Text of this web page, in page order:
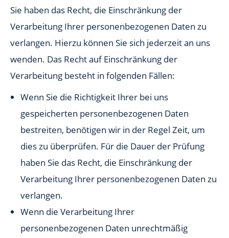
Sie haben das Recht, die Einschränkung der
Verarbeitung Ihrer personenbezogenen Daten zu
verlangen. Hierzu können Sie sich jederzeit an uns
wenden. Das Recht auf Einschränkung der
Verarbeitung besteht in folgenden Fällen:
Wenn Sie die Richtigkeit Ihrer bei uns
gespeicherten personenbezogenen Daten
bestreiten, benötigen wir in der Regel Zeit, um
dies zu überprüfen. Für die Dauer der Prüfung
haben Sie das Recht, die Einschränkung der
Verarbeitung Ihrer personenbezogenen Daten zu
verlangen.
Wenn die Verarbeitung Ihrer
personenbezogenen Daten unrechtmäßig